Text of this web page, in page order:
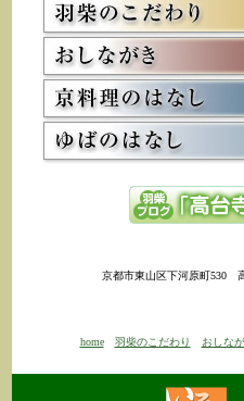
京都市東山区下河原町530
home 羽柴のこだわり おしな